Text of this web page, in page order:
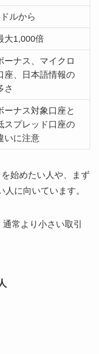
ルから
大1,000倍
ーナス、マイクロ
座、日本語情報の
さ
ーナス対象口座と
スプレッド口座の
いに注意
始めたい人や、まず
に向いています。
常より小さい取引